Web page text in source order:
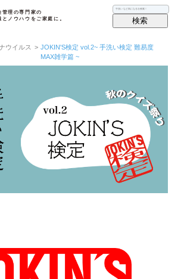
管理の専門家の
とノウハウをご家庭に。
検索
ウイルス > JOKIN'S検定 vol.2~ 手洗い検定 難易度
MAX雑学篇 ~